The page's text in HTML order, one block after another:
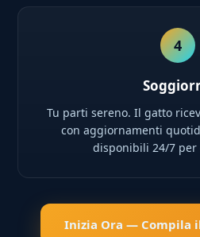
4
Tu parti sereno. Il gatto
con aggiornamenti
disponibili 24/7 per
Inizia Ora — Compila